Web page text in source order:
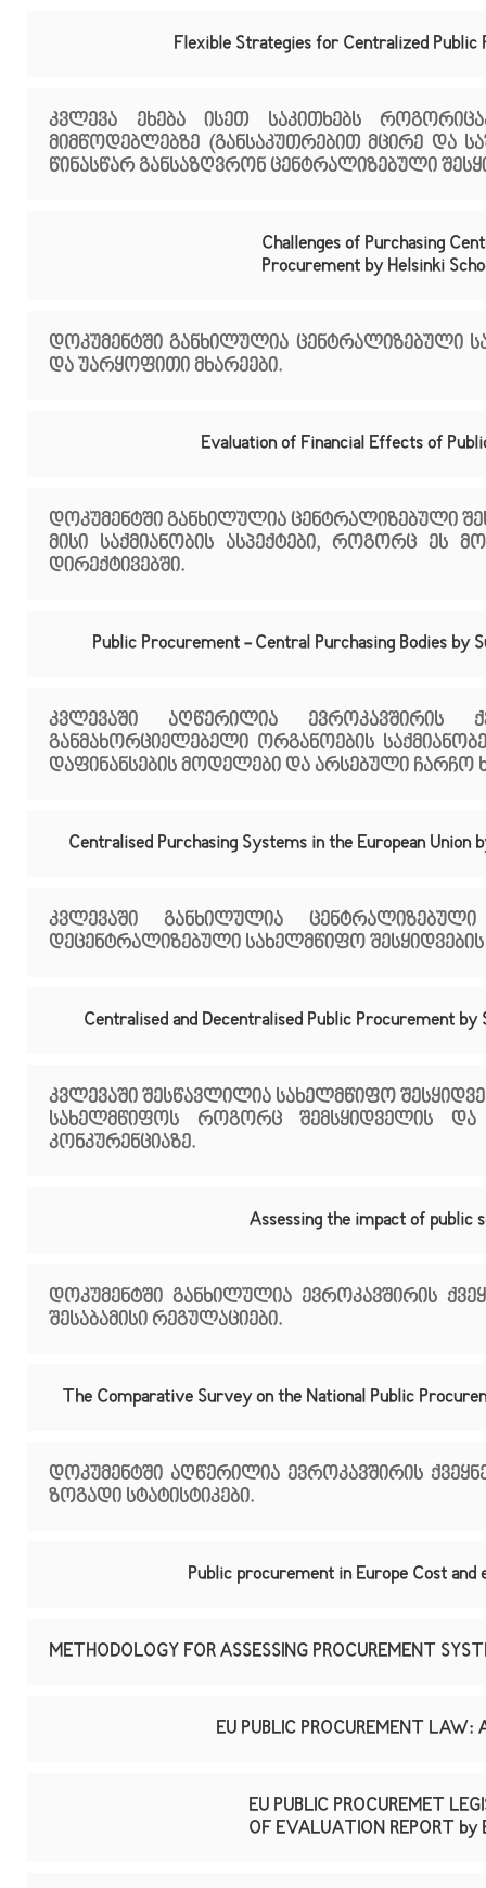
Flexible Strategies for Centralized
კვლევა ეხება ისეთ საკითხებს
მიმწოდებლებზე (განსაკუთრებით მცირე და
წინასწარ განსაზღვრონ ცენტრალიზებული
Challenges of Purchasing
Procurement by Helsinki
დოკუმენტში განხილულია ცენტრალიზებული
და უარყოფითი მხარეები.
Evaluation of Financial Effects of
დოკუმენტში განხილულია ცენტრალიზებული
მისი საქმიანობის ასპექტები, როგორც ეს
დირექტივებში.
Public Procurement - Central Purchasing Bodies by
კვლევაში აღწერილია ევროკავშირის
განმახორციელებელი ორგანოების
დაფინანსების მოდელები და არსებული ჩარჩო
Centralised Purchasing Systems in the European
კვლევაში განხილულია
დეცენტრალიზებული სახელმწიფო შესყიდვების
Centralised and Decentralised Public Procurement
კვლევაში შესწავლილია სახელმწიფო
სახელმწიფოს როგორც შემსყიდველის და
კონკურენციაზე.
Assessing the impact of public
დოკუმენტში განხილულია ევროკავშირის
შესაბამისი რეგულაციები.
The Comparative Survey on the National Public
დოკუმენტში აღწერილია ევროკავშირის
ზოგადი სტატისტიკები.
Public procurement in Europe Cost
METHODOLOGY FOR ASSESSING PROCUREMENT
EU PUBLIC PROCUREMENT
EU PUBLIC PROCUREMET
OF EVALUATION REPORT by